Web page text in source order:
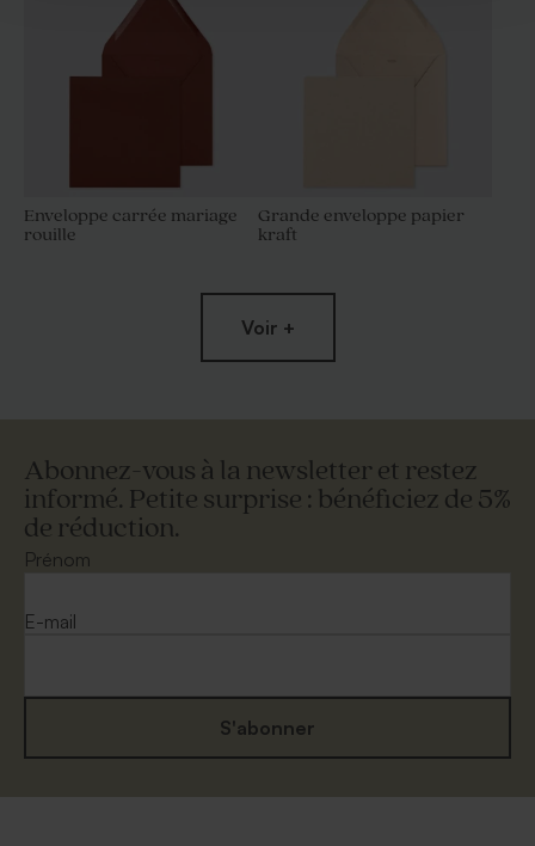
Enveloppe carrée mariage
rouille
Grande enveloppe papier
kraft
Enveloppe carrée dorée
Voir +
Abonnez-vous à la newsletter et restez
informé. Petite surprise : bénéficiez de 5%
de réduction.
Prénom
E-mail
S'abonner